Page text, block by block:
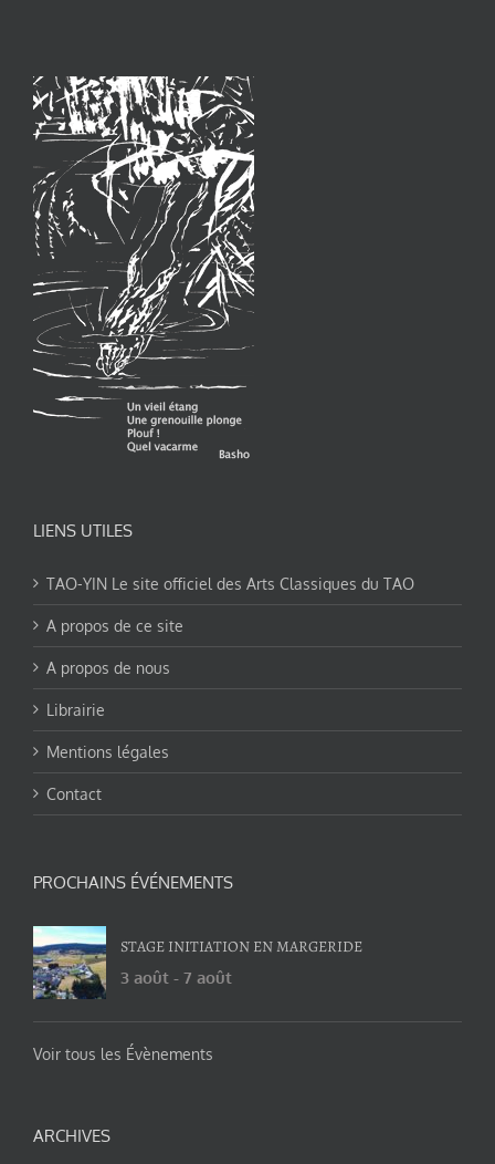
LIENS UTILES
TAO-YIN Le site officiel des Arts Classiques du TAO
A propos de ce site
A propos de nous
Librairie
Mentions légales
Contact
PROCHAINS ÉVÉNEMENTS
STAGE INITIATION EN MARGERIDE
3 août - 7 août
Voir tous les Évènements
ARCHIVES